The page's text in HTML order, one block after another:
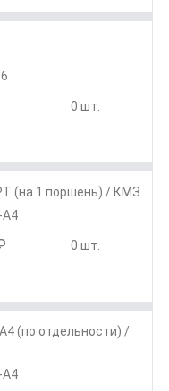
0 шт.
(на 1 поршень) / КМЗ
А4
0 шт.
(по отдельности) /
А4